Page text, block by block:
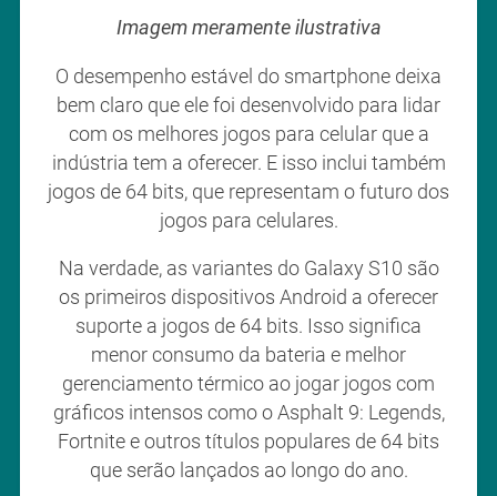
Imagem meramente ilustrativa
O desempenho estável do smartphone deixa
bem claro que ele foi desenvolvido para lidar
com os melhores jogos para celular que a
indústria tem a oferecer. E isso inclui também
jogos de 64 bits, que representam o futuro dos
jogos para celulares.
Na verdade, as variantes do Galaxy S10 são
os primeiros dispositivos Android a oferecer
suporte a jogos de 64 bits. Isso significa
menor consumo da bateria e melhor
gerenciamento térmico ao jogar jogos com
gráficos intensos como o Asphalt 9: Legends,
Fortnite e outros títulos populares de 64 bits
que serão lançados ao longo do ano.